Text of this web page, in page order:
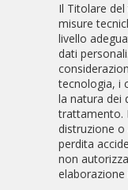
Il Titolare
misure
livello
dati
tecnologia, i
la natura dei
trattamento.
distruzione
perdita
non
elaborazione